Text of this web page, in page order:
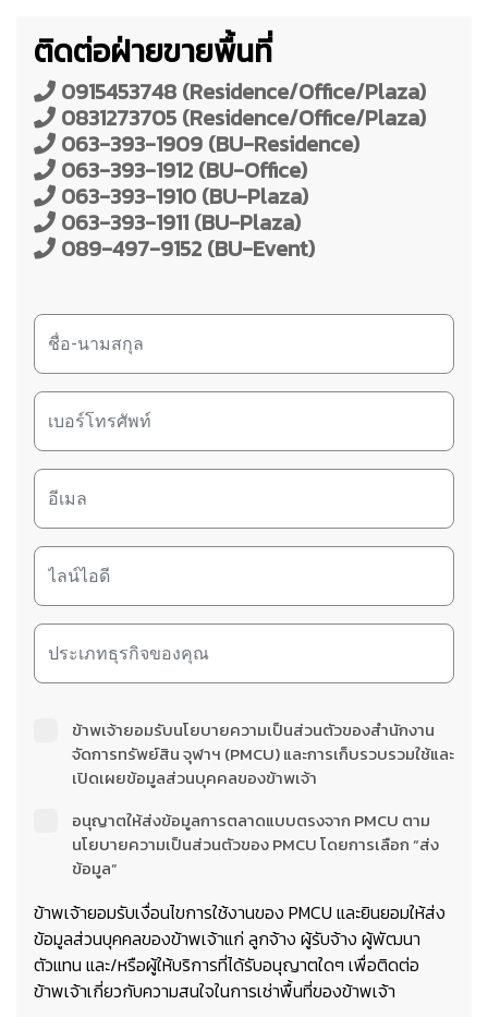
ติดต่อฝ่ายขายพื้นที่
0915453748 (Residence/Office/Plaza)
0831273705 (Residence/Office/Plaza)
063-393-1909 (BU-Residence)
063-393-1912 (BU-Office)
063-393-1910 (BU-Plaza)
063-393-1911 (BU-Plaza)
089-497-9152 (BU-Event)
ข้าพเจ้ายอมรับนโยบายความเป็นส่วนตัวของสำนักงาน
จัดการทรัพย์สิน จุฬาฯ (PMCU) และการเก็บรวบรวมใช้และ
เปิดเผยข้อมูลส่วนบุคคลของข้าพเจ้า
อนุญาตให้ส่งข้อมูลการตลาดแบบตรงจาก PMCU ตาม
นโยบายความเป็นส่วนตัวของ PMCU โดยการเลือก “ส่ง
ข้อมูล”
ข้าพเจ้ายอมรับเงื่อนไขการใช้งานของ PMCU และยินยอมให้ส่ง
ข้อมูลส่วนบุคคลของข้าพเจ้าแก่ ลูกจ้าง ผู้รับจ้าง ผู้พัฒนา
ตัวแทน และ/หรือผู้ให้บริการที่ได้รับอนุญาตใดๆ เพื่อติดต่อ
ข้าพเจ้าเกี่ยวกับความสนใจในการเช่าพื้นที่ของข้าพเจ้า